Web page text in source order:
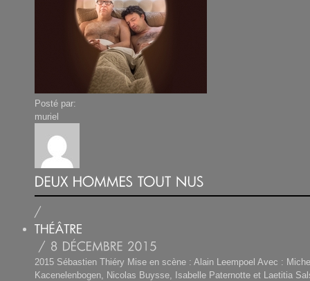
Posté par:
muriel
2015 Sébastien Thiéry Mise en scène : Alain Leempoel Avec :
Kacenelenbogen, Nicolas Buysse, Isabelle Paternotte et Laetitia